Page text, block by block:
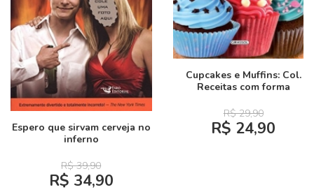
Espero que sirvam cerveja no
inferno
R$ 39,90
R$ 34,90
Cupcakes e Muffins: Col.
Receitas com forma
R$ 29,90
R$ 24,90